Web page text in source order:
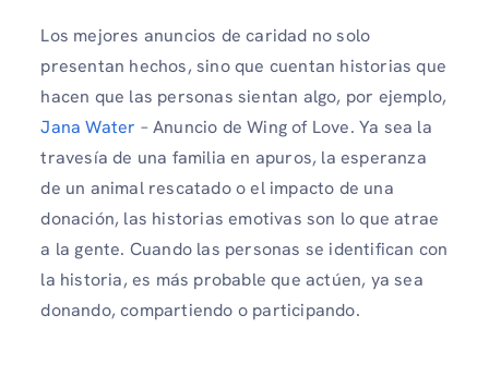
Los mejores anuncios de caridad no solo
presentan hechos, sino que cuentan historias que
hacen que las personas sientan algo, por ejemplo,
Jana Water – Anuncio de Wing of Love. Ya sea la
travesía de una familia en apuros, la esperanza
de un animal rescatado o el impacto de una
donación, las historias emotivas son lo que atrae
a la gente. Cuando las personas se identifican con
la historia, es más probable que actúen, ya sea
donando, compartiendo o participando.